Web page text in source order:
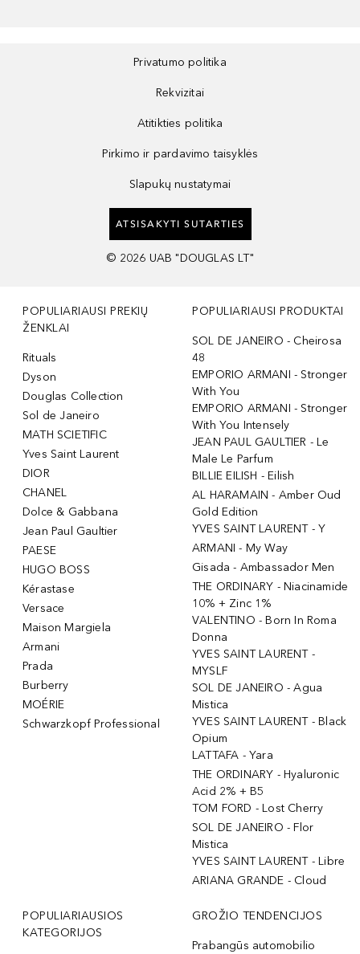
Privatumo politika
Rekvizitai
Atitikties politika
Pirkimo ir pardavimo taisyklės
Slapukų nustatymai
ATSISAKYTI SUTARTIES
© 2026 UAB "DOUGLAS LT"
POPULIARIAUSI PREKIŲ
ŽENKLAI
Rituals
Dyson
Douglas Collection
Sol de Janeiro
MATH SCIETIFIC
Yves Saint Laurent
DIOR
CHANEL
Dolce & Gabbana
Jean Paul Gaultier
PAESE
HUGO BOSS
Kérastase
Versace
Maison Margiela
Armani
Prada
Burberry
MOÉRIE
Schwarzkopf Professional
POPULIARIAUSI PRODUKTAI
SOL DE JANEIRO - Cheirosa
48
EMPORIO ARMANI - Stronger
With You
EMPORIO ARMANI - Stronger
With You Intensely
JEAN PAUL GAULTIER - Le
Male Le Parfum
BILLIE EILISH - Eilish
AL HARAMAIN - Amber Oud
Gold Edition
YVES SAINT LAURENT - Y
ARMANI - My Way
Gisada - Ambassador Men
THE ORDINARY - Niacinamide
10% + Zinc 1%
VALENTINO - Born In Roma
Donna
YVES SAINT LAURENT -
MYSLF
SOL DE JANEIRO - Agua
Mistica
YVES SAINT LAURENT - Black
Opium
LATTAFA - Yara
THE ORDINARY - Hyaluronic
Acid 2% + B5
TOM FORD - Lost Cherry
SOL DE JANEIRO - Flor
Mistica
YVES SAINT LAURENT - Libre
ARIANA GRANDE - Cloud
POPULIARIAUSIOS
KATEGORIJOS
GROŽIO TENDENCIJOS
Prabangūs automobilio